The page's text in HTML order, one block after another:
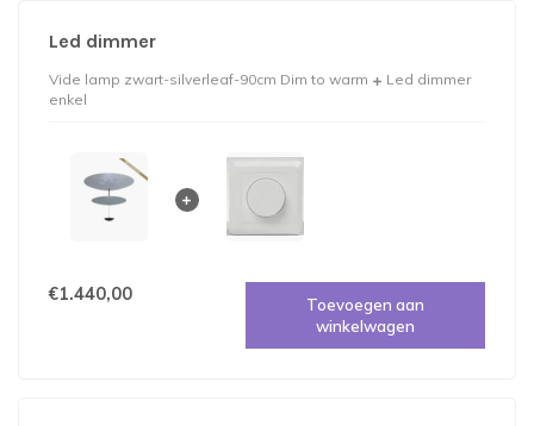
Led dimmer
Vide lamp zwart-silverleaf-90cm Dim to warm
Led dimmer
enkel
€1.440,00
Toevoegen aan
winkelwagen